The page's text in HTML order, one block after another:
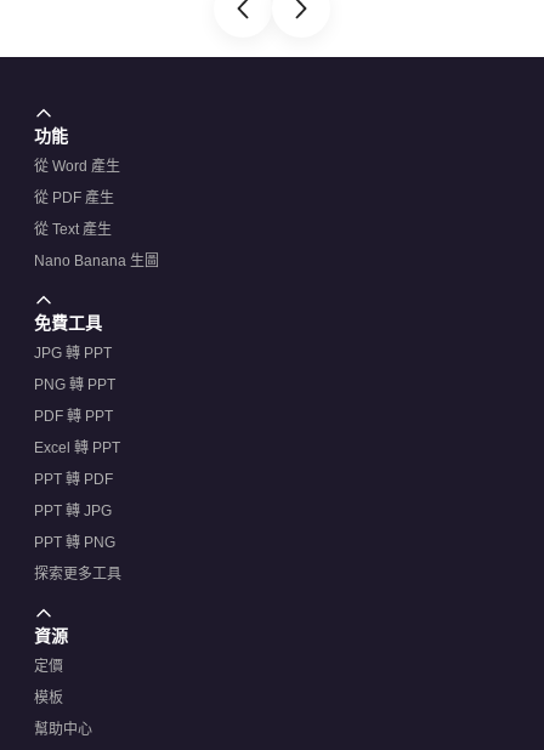
功能
從 Word 產生
從 PDF 產生
從 Text 產生
Nano Banana 生圖
免費工具
JPG 轉 PPT
PNG 轉 PPT
PDF 轉 PPT
Excel 轉 PPT
PPT 轉 PDF
PPT 轉 JPG
PPT 轉 PNG
探索更多工具
資源
定價
模板
幫助中心